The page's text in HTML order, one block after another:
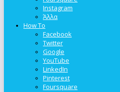
Instagram
Άλλα
How To
Facebook
Twitter
Google
YouTube
LinkedIn
Pinterest
Foursquare